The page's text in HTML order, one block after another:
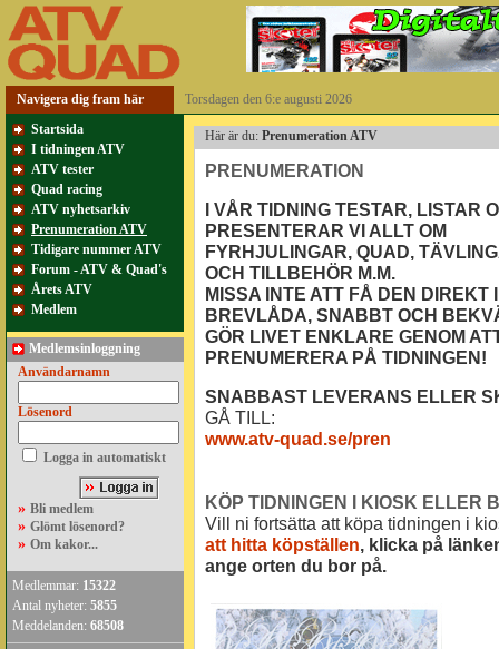
Navigera dig fram här
Torsdagen den 6:e augusti 2026
Startsida
I tidningen ATV
ATV tester
Quad racing
ATV nyhetsarkiv
Prenumeration ATV
Tidigare nummer ATV
Forum - ATV & Quad's
Årets ATV
Medlem
Medlemsinloggning
Användarnamn
Lösenord
Logga in automatiskt
» Bli medlem
» Glömt lösenord?
» Om kakor...
Medlemmar: 15322
Antal nyheter: 5855
Meddelanden: 68508
Här är du: Prenumeration ATV
PRENUMERATION
I VÅR TIDNING TESTAR, LISTAR
PRESENTERAR VI ALLT OM
FYRHJULINGAR, QUAD,
OCH TILLBEHÖR M.M.
MISSA INTE ATT FÅ DEN DIREKT
BREVLÅDA, SNABBT OCH
GÖR LIVET ENKLARE GENOM
PRENUMERERA PÅ TIDNINGEN!
SNABBAST LEVERANS ELLER
GÅ TILL:
www.atv-quad.se/pren
KÖP TIDNINGEN I KIOSK ELLER
Vill ni fortsätta att köpa tidningen i
att hitta köpställen, klicka på
ange orten du bor på.